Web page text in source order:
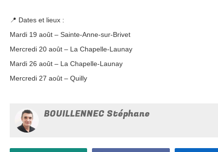
📍 Dates et lieux :
Mardi 19 août – Sainte-Anne-sur-Brivet
Mercredi 20 août – La Chapelle-Launay
Mardi 26 août – La Chapelle-Launay
Mercredi 27 août – Quilly
BOUILLENNEC Stéphane